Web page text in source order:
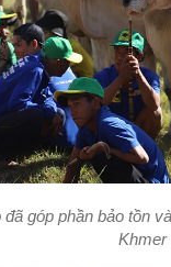
góp phần bảo tồn
Khmer